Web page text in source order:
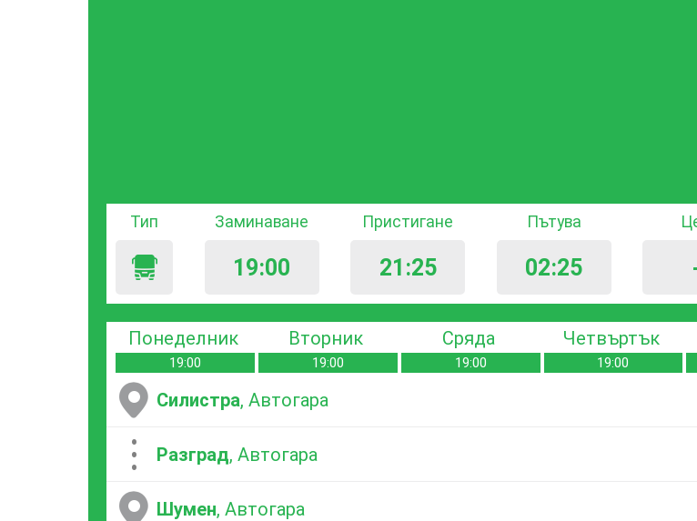
Тип Заминаване
19:00
Пристигане
21:25
Пътува
02:25
Понеделник
19:00
Вторник
19:00
Сряда
19:00
Четвъртък
19:00
Силистра, Автогара
...Разград, Автогара
Шумен, Автогара